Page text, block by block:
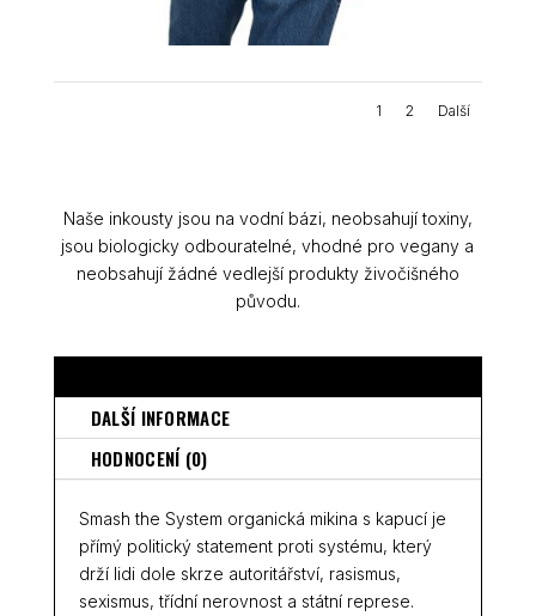
1 2 Další
Naše inkousty jsou na vodní bázi, neobsahují toxiny,
jsou biologicky odbouratelné, vhodné pro vegany a
neobsahují žádné vedlejší produkty živočišného
původu.
DALŠÍ INFORMACE
HODNOCENÍ (0)
Smash the System organická mikina s kapucí je
přímý politický statement proti systému, který
drží lidi dole skrze autoritářství, rasismus,
sexismus, třídní nerovnost a státní represe.